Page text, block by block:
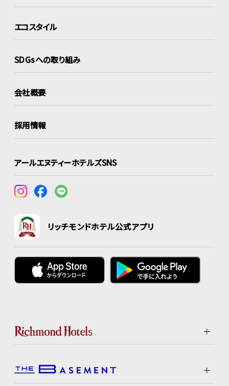
エコスタイル
SDGsへの取り組み
会社概要
採用情報
アールエヌティーホテルズSNS
リッチモンドホテル公式アプリ